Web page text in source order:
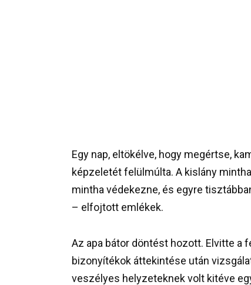
Egy nap, eltökélve, hogy megértse,
képzeletét felülmúlta. A kislány
mintha védekezne, és egyre
– elfojtott emlékek.
Az apa bátor döntést hozott. Elvitte a
bizonyítékok áttekintése után
veszélyes helyzeteknek volt kitéve